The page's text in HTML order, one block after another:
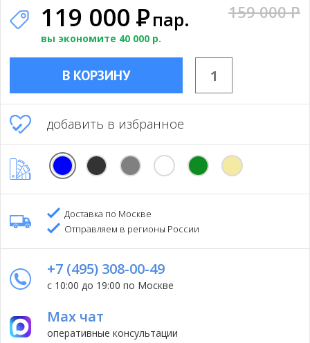
119 000 Рпар. 159 000 P
вы экономите 40 000 р.
В КОРЗИНУ
добавить в избранное
Доставка по Москве
Отправляем в регионы России
+7 (495) 308-00-49
с 10:00 до 19:00 по Москве
Max чат
оперативные консультации